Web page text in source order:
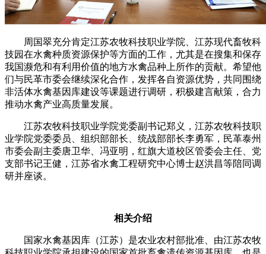
周国翠充分肯定江苏农牧科技职业学院、江苏现代畜牧科
技园在水禽种质资源保护等方面的工作，尤其是在搜集和保存
我国濒危和有利用价值的地方水禽品种上所作的贡献。希望他
们与民革市委会继续深化合作，发挥各自资源优势，共同围绕
非活体水禽基因库建设等课题进行调研，积极建言献策，合力
推动水禽产业高质量发展。
江苏农牧科技职业学院党委副书记郑义，江苏农牧科技职
业学院党委委员、组织部部长、统战部部长李勇军，民革泰州
市委会副主委唐卫华、冯亚明，红旗大道校区管委会主任、党
支部书记王健，江苏省水禽工程研究中心博士赵洪昌等陪同调
研并座谈。
相关介绍
国家水禽基因库（江苏）是农业农村部批准、由江苏农牧